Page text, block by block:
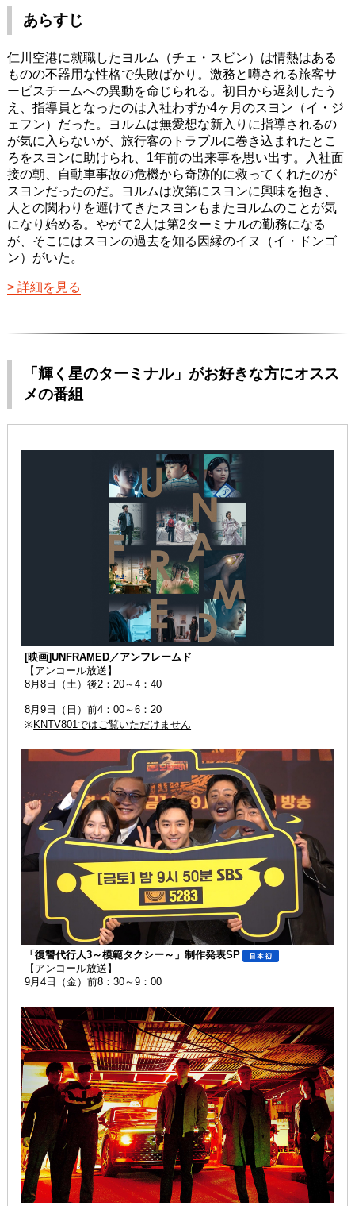
あらすじ
仁川空港に就職したヨルム（チェ・スビン）は情熱はある
ものの不器用な性格で失敗ばかり。激務と噂される旅客サ
ービスチームへの異動を命じられる。初日から遅刻したう
え、指導員となったのは入社わずか4ヶ月のスヨン（イ・ジ
ェフン）だった。ヨルムは無愛想な新入りに指導されるの
が気に入らないが、旅行客のトラブルに巻き込まれたとこ
ろをスヨンに助けられ、1年前の出来事を思い出す。入社面
接の朝、自動車事故の危機から奇跡的に救ってくれたのが
スヨンだったのだ。ヨルムは次第にスヨンに興味を抱き、
人との関わりを避けてきたスヨンもまたヨルムのことが気
になり始める。やがて2人は第2ターミナルの勤務になる
が、そこにはスヨンの過去を知る因縁のイヌ（イ・ドンゴ
ン）がいた。
詳細を見る
「輝く星のターミナル」がお好きな方にオスス
メの番組
[映画]UNFRAMED／アンフレームド
【アンコール放送】
8月8日（土）後2：20～4：40
8月9日（日）前4：00～6：20
※KNTV801ではご覧いただけません
「復讐代行人3～模範タクシー～」制作発表SP
【アンコール放送】
9月4日（金）前8：30～9：00